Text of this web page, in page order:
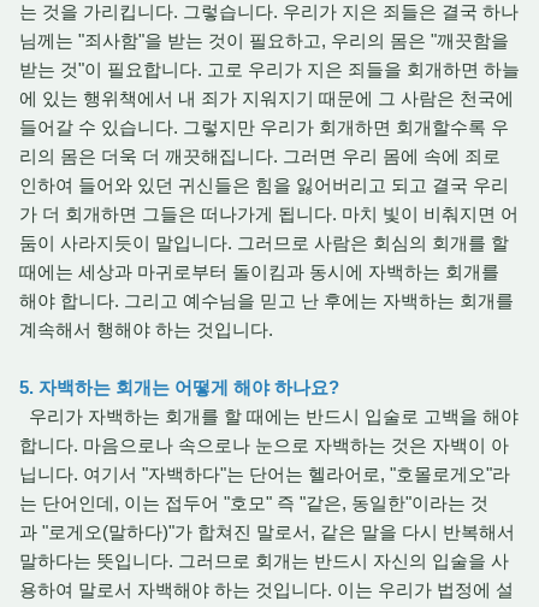
는 것을 가리킵니다. 그렇습니다. 우리가 지은 죄들은 결국 하나
님께는 "죄사함"을 받는 것이 필요하고, 우리의 몸은 "깨끗함을
받는 것"이 필요합니다. 고로 우리가 지은 죄들을 회개하면 하늘
에 있는 행위책에서 내 죄가 지워지기 때문에 그 사람은 천국에
들어갈 수 있습니다. 그렇지만 우리가 회개하면 회개할수록 우
리의 몸은 더욱 더 깨끗해집니다. 그러면 우리 몸에 속에 죄로
인하여 들어와 있던 귀신들은 힘을 잃어버리고 되고 결국 우리
가 더 회개하면 그들은 떠나가게 됩니다. 마치 빛이 비춰지면 어
둠이 사라지듯이 말입니다. 그러므로 사람은 회심의 회개를 할
때에는 세상과 마귀로부터 돌이킴과 동시에 자백하는 회개를
해야 합니다. 그리고 예수님을 믿고 난 후에는 자백하는 회개를
계속해서 행해야 하는 것입니다.
5. 자백하는 회개는 어떻게 해야 하나요?
우리가 자백하는 회개를 할 때에는 반드시 입술로 고백을 해야
합니다. 마음으로나 속으로나 눈으로 자백하는 것은 자백이 아
닙니다. 여기서 "자백하다"는 단어는 헬라어로, "호몰로게오"라
는 단어인데, 이는 접두어 "호모" 즉 "같은, 동일한"이라는 것
과 "로게오(말하다)"가 합쳐진 말로서, 같은 말을 다시 반복해서
말하다는 뜻입니다. 그러므로 회개는 반드시 자신의 입술을 사
용하여 말로서 자백해야 하는 것입니다. 이는 우리가 법정에 설